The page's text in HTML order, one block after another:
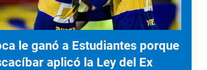
le ganó a Estudiantes porque
aplicó la Ley del Ex